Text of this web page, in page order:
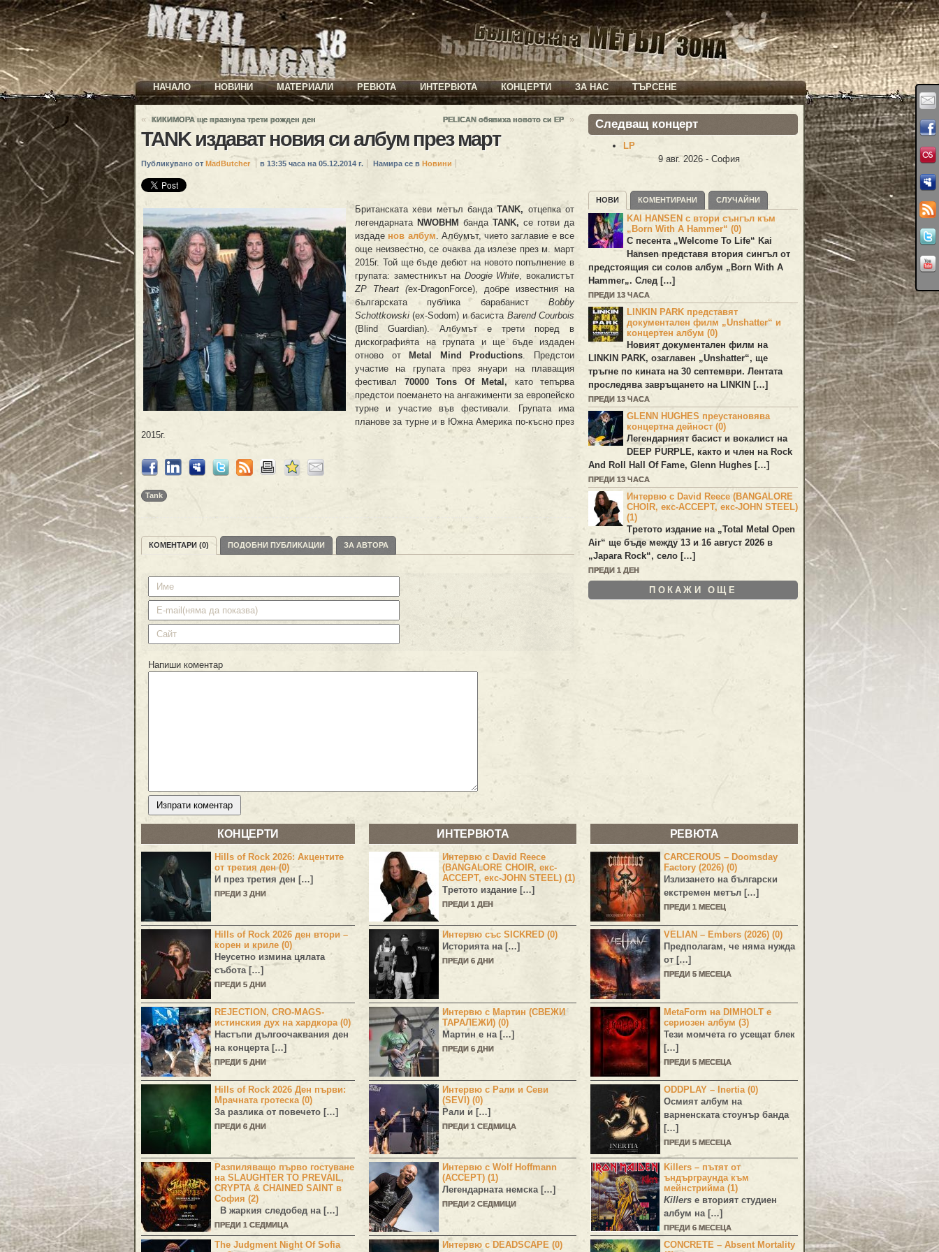
НАЧАЛО НОВИНИ МАТЕРИАЛИ РЕВЮТА ИНТЕРВЮТА КОНЦЕРТИ ЗА НАС ТЪРСЕНЕ
« КИКИМОРА ще празнува трети рожден ден PELICAN обявиха новото си ЕР »
TANK издават новия си албум през март
Публикувано от MadButcher в 13:35 часа на 05.12.2014 г. Намира се в Новини
Британската хеви метъл бандаTANK, отцепка от
легендарната NWOBHM банда TANK, се готви да
издаде нов албум . Албумът, чието заглавие е все
още неизвестно, се очаква да излезе през м. март
2015г. Той ще бъде дебют на новото попълнение в
групата: заместникът на Doogie White , вокалистът
ZP Theart (ex-DragonForce), добре известния на
българската публика барабанист Bobby
Schottkowski (ex-Sodom) и басиста Barend Courbois
(Blind Guardian). Албумът е трети поред в
дискографията на групата и ще бъде издаден
отново от
Metal Mind Productions . Предстои
участие на групата през януари на плаващия
фестивал 70000 Tons Of Metal, като тепърва
предстои поемането на ангажименти за европейско
турне и участие във фестивали. Групата има
планове за турне и в Южна Америка по-късно през
2015г.
Tank
КОМЕНТАРИ (0) ПОДОБНИ ПУБЛИКАЦИИ ЗА АВТОРА
Напиши коментар
Следващ концерт
LP
9 авг. 2026 - София
НОВИ КОМЕНТИРАНИ СЛУЧАЙНИ
KAI HANSEN с втори сънгъл към
„Born With A Hammer“ (0)
С песента „Welcome To Life“ Kai
Hansenпредставя втория сингъл от
предстоящия си солов албум „ Born With A
Hammer„. След […]
ПРЕДИ 13 ЧАСА
LINKIN PARK представят
документален филм „Unshatter“ и
концертен албум (0)
Новият документален филм на
LINKIN PARK, озаглавен „Unshatter“, ще
тръгне по кината на 30 септември. Лентата
проследява завръщането наLINKIN […]
ПРЕДИ 13 ЧАСА
GLENN HUGHES преустановява
концертна дейност (0)
Легендарният басист и вокалист на
DEEP PURPLE, както и член на Rock
And Roll Hall Of Fame, Glenn Hughes […]
ПРЕДИ 13 ЧАСА
Интервю с David Reece (BANGALORE
CHOIR, екс-ACCEPT, екс-JOHN STEEL)
(1)
Третото издание на „Total Metal Open
Air“ ще бъде между 13 и 16 август 2026 в
„Japara Rock“, село […]
ПРЕДИ 1 ДЕН
ПОКАЖИ ОЩЕ
КОНЦЕРТИ
Hills of Rock 2026: Акцентите
от третия ден (0)
И през третия ден […]
ПРЕДИ 3 ДНИ
Hills of Rock 2026 ден втори –
корен и криле (0)
Неусетно измина цялата
събота […]
ПРЕДИ 5 ДНИ
REJECTION, CRO-MAGS-
истинския дух на хардкора (0)
Настъпи дългоочаквания ден
на концерта […]
ПРЕДИ 5 ДНИ
Hills of Rock 2026 Ден първи:
Мрачната гротеска (0)
За разлика от повечето […]
ПРЕДИ 6 ДНИ
Разпиляващо първо гостуване
на SLAUGHTER TO PREVAIL,
CRYPTA & CHAINED SAINT в
София (2)
В жаркия следобед на […]
ПРЕДИ 1 СЕДМИЦА
The Judgment Night Of Sofia
ИНТЕРВЮТА
Интервю с David Reece
(BANGALORE CHOIR, екс-
ACCEPT, екс-JOHN STEEL) (1)
Третото издание […]
ПРЕДИ 1 ДЕН
Интервю със SICKRED (0)
Историята на […]
ПРЕДИ 6 ДНИ
Интервю с Мартин (СВЕЖИ
ТАРАЛЕЖИ) (0)
Мартин е на […]
ПРЕДИ 6 ДНИ
Интервю с Рали и Севи
(SEVI) (0)
Рали и […]
ПРЕДИ 1 СЕДМИЦА
Интервю с Wolf Hoffmann
(ACCEPT) (1)
Легендарната немска […]
ПРЕДИ 2 СЕДМИЦИ
Интервю с DEADSCAPE (0)
РЕВЮТА
CARCEROUS – Doomsday
Factory (2026) (0)
Излизането на български
екстремен метъл […]
ПРЕДИ 1 МЕСЕЦ
VELIAN – Embers (2026) (0)
Предполагам, че няма нужда
от […]
ПРЕДИ 5 МЕСЕЦА
MetaForm на DIMHOLT е
сериозен албум (3)
Тези момчета го усещат блек
[…]
ПРЕДИ 5 МЕСЕЦА
ODDPLAY – Inertia (0)
Осмият албум на
варненската стоунър банда
[…]
ПРЕДИ 5 МЕСЕЦА
Killers – пътят от
ъндърграунда към
мейнстрийма (1)
Killers е вторият студиен
албум на […]
ПРЕДИ 6 МЕСЕЦА
CONCRETE – Absent Mortality